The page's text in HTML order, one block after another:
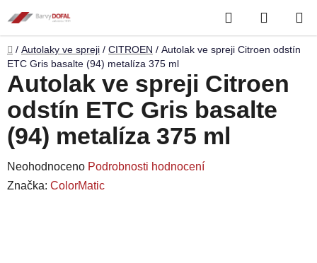
na
obsah
Hledat
KOŠÍK
Domů
/ Autolaky ve spreji / CITROEN / Autolak ve spreji Citroen odstín
ETC Gris basalte (94) metalíza 375 ml
Autolak ve spreji Citroen
odstín ETC Gris basalte
(94) metalíza 375 ml
Průměrné
hodnocení
Neohodnoceno Podrobnosti hodnocení
Značka: ColorMatic